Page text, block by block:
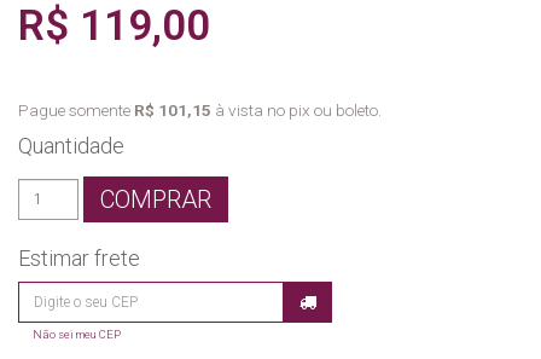
R$ 119,00
Pague somente R$ 101,15 à vista no pix ou boleto.
Quantidade
COMPRAR
Estimar frete
Não sei meu CEP